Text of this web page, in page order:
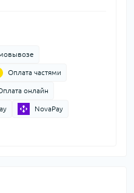
Оплата частями
онлайн
NovaPay